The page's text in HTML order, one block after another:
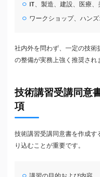
IT、製造、建設、医療
ワークショップ、ハン
社内外を問わず、一定の技
の整備が実務上強く推奨され
技術講習受講同意
項
技術講習受講同意書を作成す
り込むことが重要です。